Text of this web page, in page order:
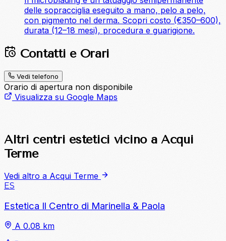
delle sopracciglia eseguito a mano, pelo a pelo,
con pigmento nel derma. Scopri costo (€350–600),
durata (12–18 mesi), procedura e guarigione.
Contatti e Orari
Vedi telefono
Orario di apertura non disponibile
Visualizza su Google Maps
Altri centri estetici vicino a Acqui
Terme
Vedi altro a Acqui Terme
ES
Estetica Il Centro di Marinella & Paola
A 0.08 km